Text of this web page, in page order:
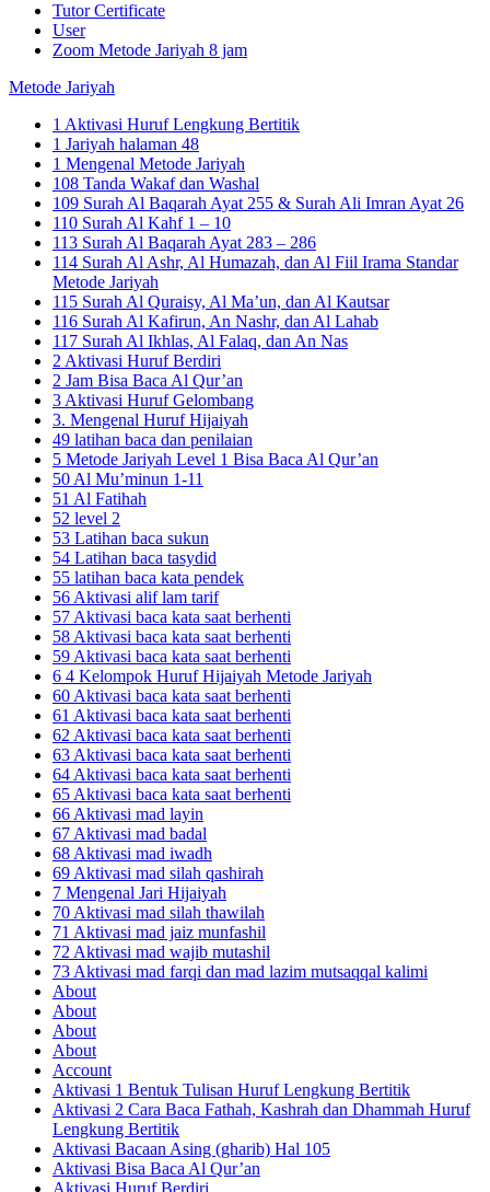
Tutor Certificate
User
Zoom Metode Jariyah 8 jam
Metode Jariyah
1 Aktivasi Huruf Lengkung Bertitik
1 Jariyah halaman 48
1 Mengenal Metode Jariyah
108 Tanda Wakaf dan Washal
109 Surah Al Baqarah Ayat 255 & Surah Ali Imran Ayat 26
110 Surah Al Kahf 1 – 10
113 Surah Al Baqarah Ayat 283 – 286
114 Surah Al Ashr, Al Humazah, dan Al Fiil Irama Standar
Metode Jariyah
115 Surah Al Quraisy, Al Ma’un, dan Al Kautsar
116 Surah Al Kafirun, An Nashr, dan Al Lahab
117 Surah Al Ikhlas, Al Falaq, dan An Nas
2 Aktivasi Huruf Berdiri
2 Jam Bisa Baca Al Qur’an
3 Aktivasi Huruf Gelombang
3. Mengenal Huruf Hijaiyah
49 latihan baca dan penilaian
5 Metode Jariyah Level 1 Bisa Baca Al Qur’an
50 Al Mu’minun 1-11
51 Al Fatihah
52 level 2
53 Latihan baca sukun
54 Latihan baca tasydid
55 latihan baca kata pendek
56 Aktivasi alif lam tarif
57 Aktivasi baca kata saat berhenti
58 Aktivasi baca kata saat berhenti
59 Aktivasi baca kata saat berhenti
6 4 Kelompok Huruf Hijaiyah Metode Jariyah
60 Aktivasi baca kata saat berhenti
61 Aktivasi baca kata saat berhenti
62 Aktivasi baca kata saat berhenti
63 Aktivasi baca kata saat berhenti
64 Aktivasi baca kata saat berhenti
65 Aktivasi baca kata saat berhenti
66 Aktivasi mad layin
67 Aktivasi mad badal
68 Aktivasi mad iwadh
69 Aktivasi mad silah qashirah
7 Mengenal Jari Hijaiyah
70 Aktivasi mad silah thawilah
71 Aktivasi mad jaiz munfashil
72 Aktivasi mad wajib mutashil
73 Aktivasi mad farqi dan mad lazim mutsaqqal kalimi
About
About
About
About
Account
Aktivasi 1 Bentuk Tulisan Huruf Lengkung Bertitik
Aktivasi 2 Cara Baca Fathah, Kashrah dan Dhammah Huruf
Lengkung Bertitik
Aktivasi Bacaan Asing (gharib) Hal 105
Aktivasi Bisa Baca Al Qur’an
Aktivasi Huruf Berdiri